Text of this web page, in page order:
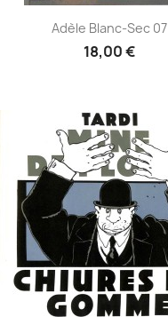
Aperçu rapide
Adèle Blanc-Sec 07
18,00 €